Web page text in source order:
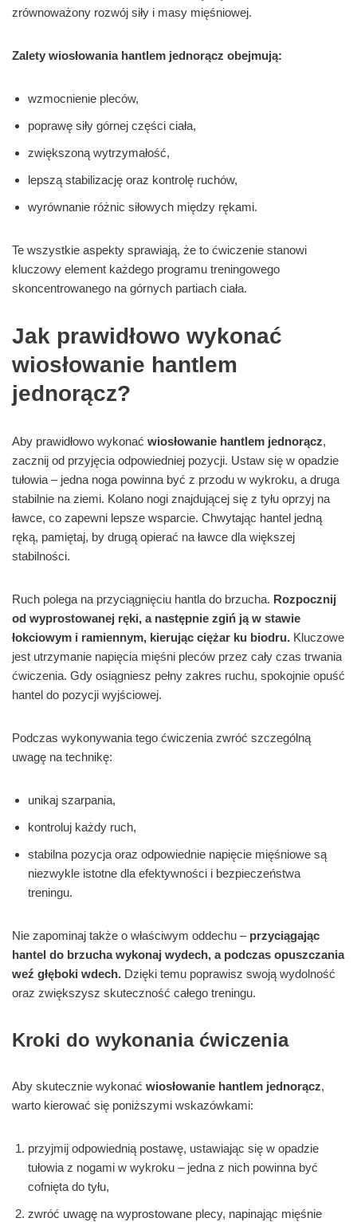
zrównoważony rozwój siły i masy mięśniowej.
Zalety wiosłowania hantlem jednorącz obejmują:
wzmocnienie pleców,
poprawę siły górnej części ciała,
zwiększoną wytrzymałość,
lepszą stabilizację oraz kontrolę ruchów,
wyrównanie różnic siłowych między rękami.
Te wszystkie aspekty sprawiają, że to ćwiczenie stanowi
kluczowy element każdego programu treningowego
skoncentrowanego na górnych partiach ciała.
Jak prawidłowo wykonać
wiosłowanie hantlem
jednorącz?
Aby prawidłowo wykonać wiosłowanie hantlem jednorącz,
zacznij od przyjęcia odpowiedniej pozycji. Ustaw się w opadzie
tułowia – jedna noga powinna być z przodu w wykroku, a druga
stabilnie na ziemi. Kolano nogi znajdującej się z tyłu oprzyj na
ławce, co zapewni lepsze wsparcie. Chwytając hantel jedną
ręką, pamiętaj, by drugą opierać na ławce dla większej
stabilności.
Ruch polega na przyciągnięciu hantla do brzucha. Rozpocznij
od wyprostowanej ręki, a następnie zgiń ją w stawie
łokciowym i ramiennym, kierując ciężar ku biodru. Kluczowe
jest utrzymanie napięcia mięśni pleców przez cały czas trwania
ćwiczenia. Gdy osiągniesz pełny zakres ruchu, spokojnie opuść
hantel do pozycji wyjściowej.
Podczas wykonywania tego ćwiczenia zwróć szczególną
uwagę na technikę:
unikaj szarpania,
kontroluj każdy ruch,
stabilna pozycja oraz odpowiednie napięcie mięśniowe są
niezwykle istotne dla efektywności i bezpieczeństwa
treningu.
Nie zapominaj także o właściwym oddechu – przyciągając
hantel do brzucha wykonaj wydech, a podczas opuszczania
weź głęboki wdech. Dzięki temu poprawisz swoją wydolność
oraz zwiększysz skuteczność całego treningu.
Kroki do wykonania ćwiczenia
Aby skutecznie wykonać wiosłowanie hantlem jednorącz,
warto kierować się poniższymi wskazówkami:
przyjmij odpowiednią postawę, ustawiając się w opadzie
tułowia z nogami w wykroku – jedna z nich powinna być
cofnięta do tyłu,
zwróć uwagę na wyprostowane plecy, napinając mięśnie